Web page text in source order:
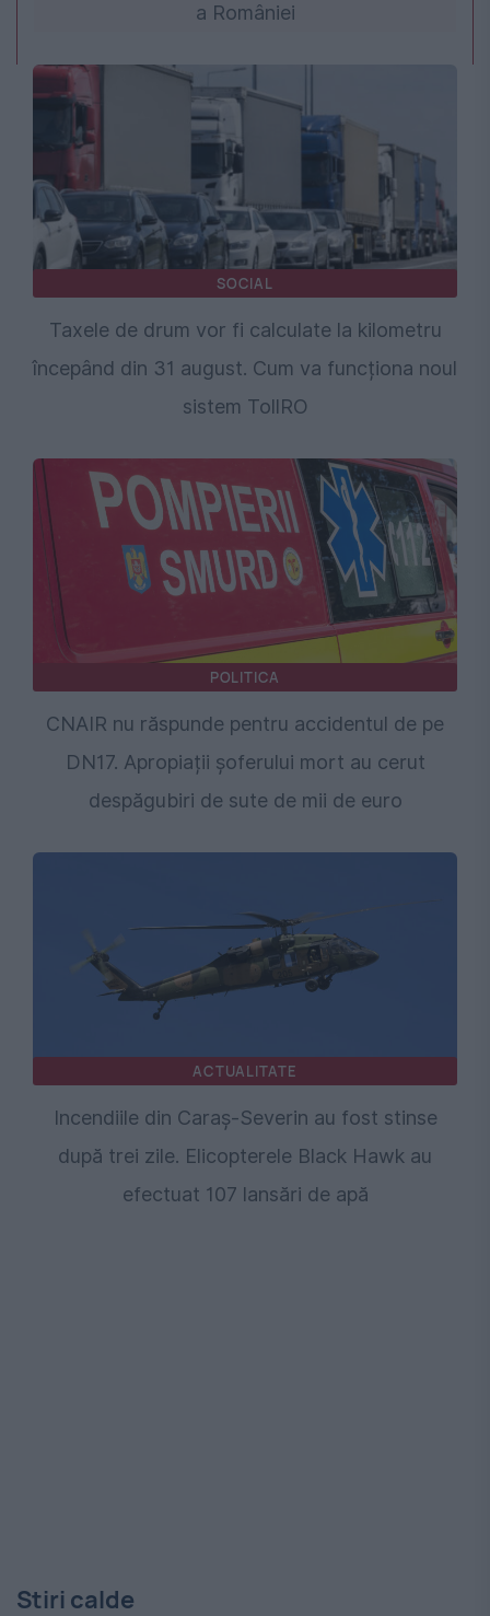
a României
SOCIAL
Taxele de drum vor fi calculate la kilometru
începând din 31 august. Cum va funcționa noul
sistem TollRO
POLITICA
CNAIR nu răspunde pentru accidentul de pe
DN17. Apropiații șoferului mort au cerut
despăgubiri de sute de mii de euro
ACTUALITATE
Incendiile din Caraș-Severin au fost stinse
după trei zile. Elicopterele Black Hawk au
efectuat 107 lansări de apă
Stiri calde